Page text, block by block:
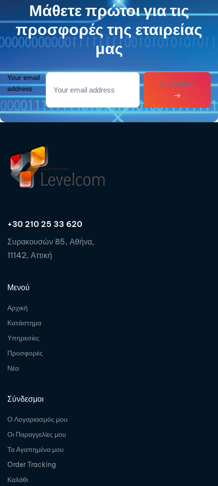
Μάθετε πρώτοι για τις
προσφορές της εταιρείας
μας
Your email
address
Subcribes
+30 210 25 33 620
Συρακουσών 85, Αθήνα,
11142, Αττική
Μενού
Αρχική
Κατάστημα
Υπηρεσίες
Προσφορές
Νέα
Σύνδεσμοι
Ο Λογαριασμός μου
Οι Παραγγελίες μου
Τα Αγαπημένα μου
Order Tracking
Καλάθι